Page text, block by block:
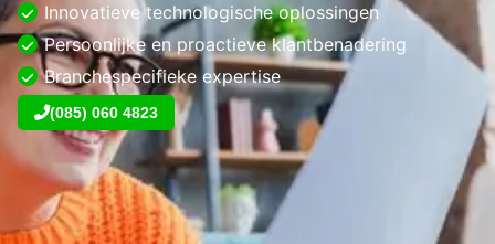
Innovatieve technologische oplossingen
Persoonlijke en proactieve klantbenadering
Branchespecifieke expertise
(085) 060 4823